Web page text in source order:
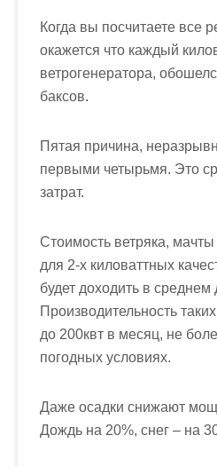
Когда вы посчитаете все
окажется что каждый
ветрогенератора,
баксов.
Пятая причина,
первыми четырьмя. Это
затрат.
Стоимость ветряка,
для 2-х киловаттных
будет доходить в
Производительность
до 200квт в месяц, не
погодных условиях.
Даже осадки снижают
Дождь на 20%, снег – на